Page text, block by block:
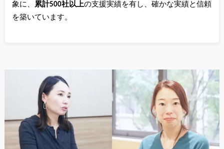
象に、 累計500社以上の支援実績を有し、確かな実績と信頼
を築いています。